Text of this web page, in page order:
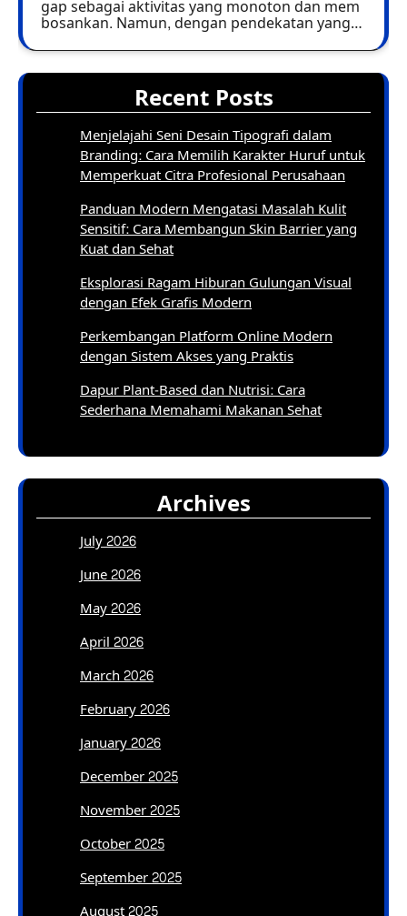
gap sebagai aktivitas yang monoton dan mem
bosankan. Namun, dengan pendekatan yang…
Recent Posts
Menjelajahi Seni Desain Tipografi dalam
Branding: Cara Memilih Karakter Huruf untuk
Memperkuat Citra Profesional Perusahaan
Panduan Modern Mengatasi Masalah Kulit
Sensitif: Cara Membangun Skin Barrier yang
Kuat dan Sehat
Eksplorasi Ragam Hiburan Gulungan Visual
dengan Efek Grafis Modern
Perkembangan Platform Online Modern
dengan Sistem Akses yang Praktis
Dapur Plant-Based dan Nutrisi: Cara
Sederhana Memahami Makanan Sehat
Archives
July 2026
June 2026
May 2026
April 2026
March 2026
February 2026
January 2026
December 2025
November 2025
October 2025
September 2025